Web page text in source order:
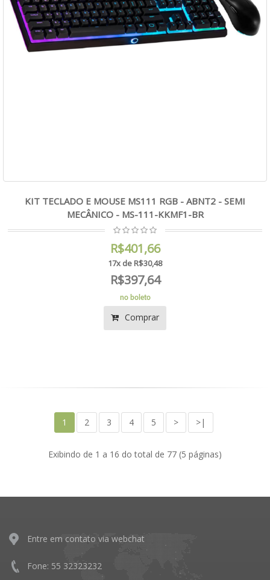
KIT TECLADO E MOUSE MS111 RGB - ABNT2 - SEMI
MECÂNICO - MS-111-KKMF1-BR
R$401,66
17x de R$30,48
R$397,64
no boleto
Comprar
1 2 3 4 5 > >|
Exibindo de 1 a 16 do total de 77 (5 páginas)
Entre em contato via webchat
Fone: 55 32323232